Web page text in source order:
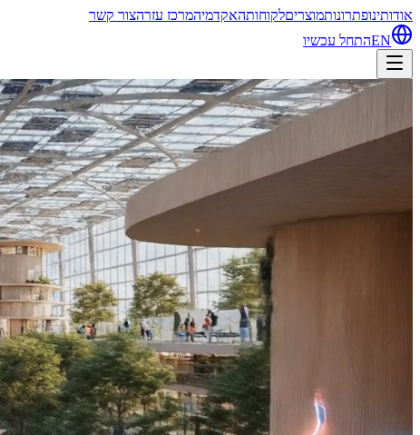
אודותינופתרונותמוצריםלקוחותהאקדמיהמרכז עזרהצור קשר
ENהתחל עכשיו